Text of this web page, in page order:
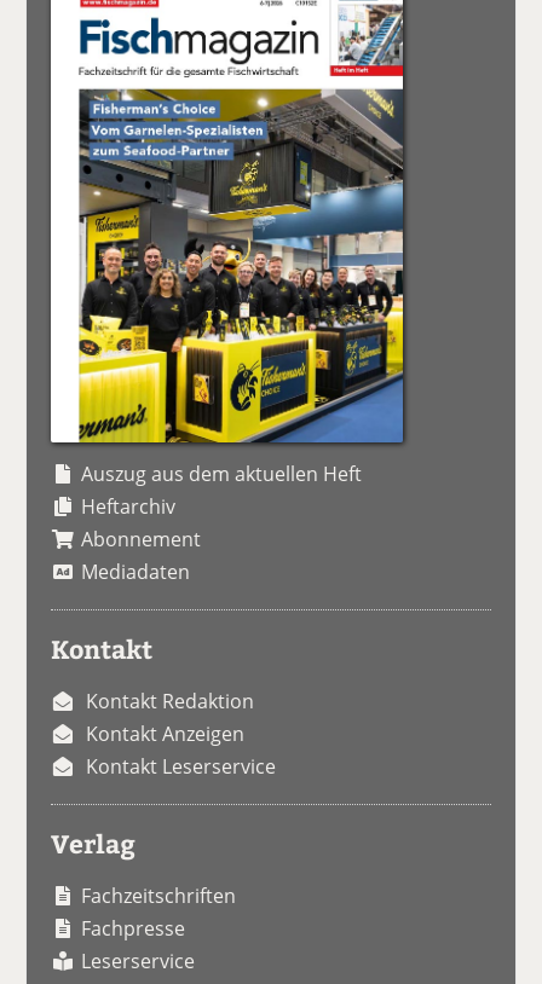
Auszug aus dem aktuellen Heft
Heftarchiv
Abonnement
Mediadaten
Kontakt
Kontakt Redaktion
Kontakt Anzeigen
Kontakt Leserservice
Verlag
Fachzeitschriften
Fachpresse
Leserservice